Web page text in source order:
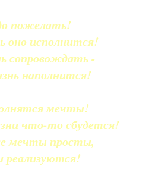
пожелать!
исполнится!
сопровождать -
наполнится!
мечты!
что-то сбудется!
мечты просты,
реализуются!